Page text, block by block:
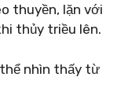
thuyền, lặn với
thủy triều lên.
nhìn thấy từ